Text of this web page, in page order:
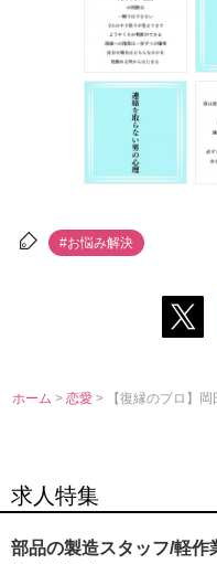
#お悩み解決
ホーム >恋愛> 【復縁のプロ】
求人特集
部品の製造スタッフ/軽作